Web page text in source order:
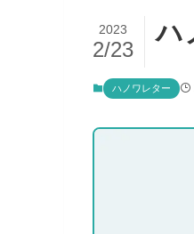
ハ
2023
2/23
ハノワレター